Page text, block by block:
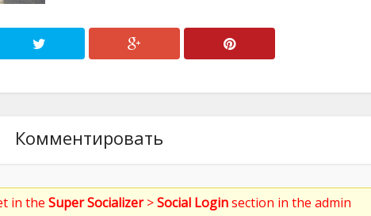
Комментировать
in the Super Socializer>Social Loginsection in the admin